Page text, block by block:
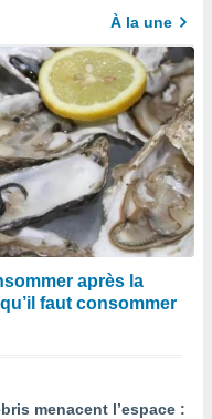
À la une
après la
faut consommer
menacent l’espace :